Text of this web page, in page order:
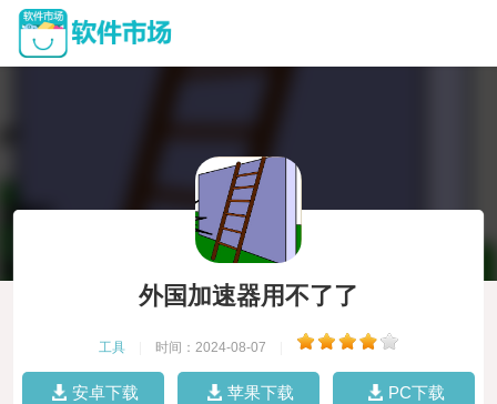
外国加速器用不了了
工具 时间：2024-08-07
安卓下载 苹果下载 PC下载